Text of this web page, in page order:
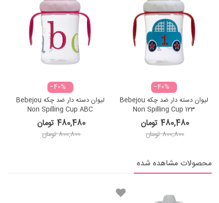
‎−40%
لیوان دسته دار ضد چکه Bebejou
Non Spilling Cup 123
480,480 تومان
800,800 تومان
‎−40%
لیوان دسته دار ضد چکه Bebejou
Non Spilling Cup ABC
480,480 تومان
800,800 تومان
محصولات مشاهده شده